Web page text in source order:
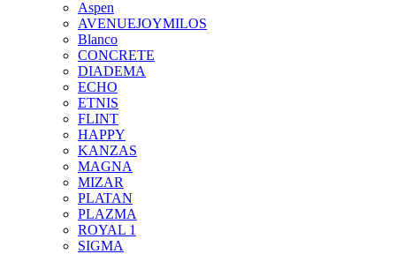
Aspen
AVENUEJOYMILOS
Blanco
CONCRETE
DIADEMA
ECHO
ETNIS
FLINT
HAPPY
KANZAS
MAGNA
MIZAR
PLATAN
PLAZMA
ROYAL 1
SIGMA